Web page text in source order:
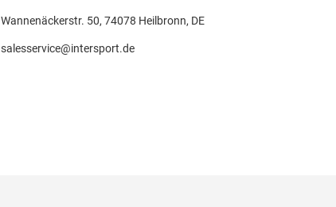
Wannenäckerstr. 50, 74078 Heilbronn, DE
salesservice@intersport.de